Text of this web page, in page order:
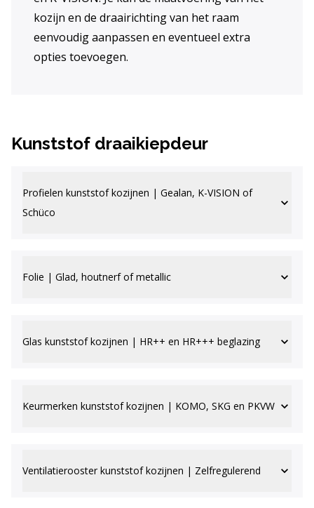
kozijn en de draairichting van het raam
eenvoudig aanpassen en eventueel extra
opties toevoegen.
Kunststof draaikiepdeur
Profielen kunststof kozijnen | Gealan, K-VISION of
Schüco
Folie | Glad, houtnerf of metallic
Glas kunststof kozijnen | HR++ en HR+++ beglazing
Keurmerken kunststof kozijnen | KOMO, SKG en PKVW
Ventilatierooster kunststof kozijnen | Zelfregulerend